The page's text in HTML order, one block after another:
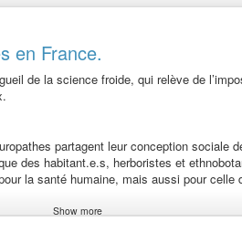
en France.
de la science froide, qui relève de
partagent leur conception sociale
des habitant.e.s, herboristes et
la santé humaine, mais aussi pour celle
Show more